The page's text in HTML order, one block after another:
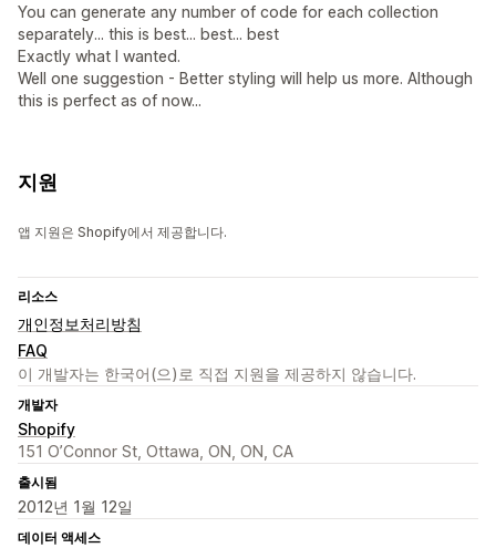
You can generate any number of code for each collection
separately... this is best... best... best
Exactly what I wanted.
Well one suggestion - Better styling will help us more. Although
this is perfect as of now...
지원
앱 지원은 Shopify에서 제공합니다.
리소스
개인정보처리방침
FAQ
이 개발자는 한국어(으)로 직접 지원을 제공하지 않습니다.
개발자
Shopify
151 O’Connor St, Ottawa, ON, ON, CA
출시됨
2012년 1월 12일
데이터 액세스